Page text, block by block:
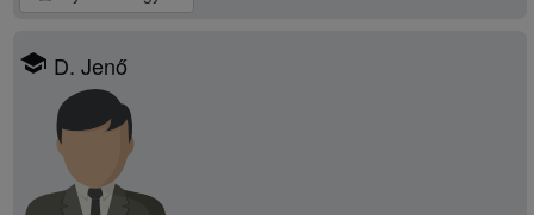
school D. Jenő